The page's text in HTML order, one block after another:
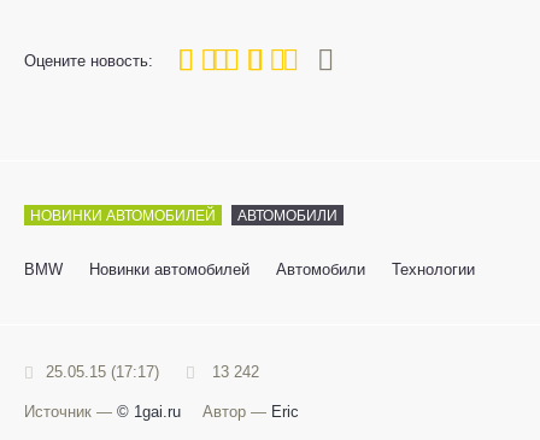
Оцените новость:
80
1 3 4 5
НОВИНКИ АВТОМОБИЛЕЙ АВТОМОБИЛИ
BMW Новинки автомобилей Автомобили Технологии
25.05.15 (17:17) 13 242
Источник — © 1gai.ru Автор — Eric